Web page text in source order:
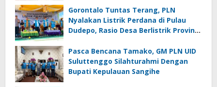
Berlistrik Provinsi Gorontalo
Gorontalo Tuntas Terang, PLN
Nyalakan Listrik Perdana di Pulau
Dudepo, Rasio Desa Berlistrik Provinsi
Pasca Bencana Tamako, GM PLN UID
Suluttenggo Silahturahmi Dengan
Bupati Kepulauan Sangihe